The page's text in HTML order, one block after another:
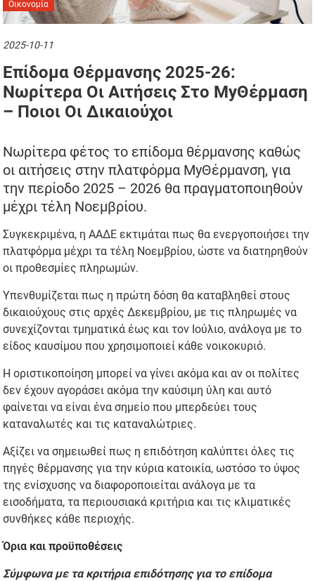
Οικονομία
2025-10-11
Επίδομα Θέρμανσης 2025-26:
Νωρίτερα Οι Αιτήσεις Στο MyΘέρμαση
– Ποιοι Οι Δικαιούχοι
Νωρίτερα φέτος το επίδομα θέρμανσης καθώς
οι αιτήσεις στην πλατφόρμα MyΘέρμανση, για
την περίοδο 2025 – 2026 θα πραγματοποιηθούν
μέχρι τέλη Νοεμβρίου.
Συγκεκριμένα, η ΑΑΔΕ εκτιμάται πως θα ενεργοποιήσει την
πλατφόρμα μέχρι τα τέλη Νοεμβρίου, ώστε να διατηρηθούν
οι προθεσμίες πληρωμών.
Υπενθυμίζεται πως η πρώτη δόση θα καταβληθεί στους
δικαιούχους στις αρχές Δεκεμβρίου, με τις πληρωμές να
συνεχίζονται τμηματικά έως και τον Ιούλιο, ανάλογα με το
είδος καυσίμου που χρησιμοποιεί κάθε νοικοκυριό.
Η οριστικοποίηση μπορεί να γίνει ακόμα και αν οι πολίτες
δεν έχουν αγοράσει ακόμα την καύσιμη ύλη και αυτό
φαίνεται να είναι ένα σημείο που μπερδεύει τους
καταναλωτές και τις καταναλώτριες.
Αξίζει να σημειωθεί πως η επιδότηση καλύπτει όλες τις
πηγές θέρμανσης για την κύρια κατοικία, ωστόσο το ύψος
της ενίσχυσης να διαφοροποιείται ανάλογα με τα
εισοδήματα, τα περιουσιακά κριτήρια και τις κλιματικές
συνθήκες κάθε περιοχής.
Όρια και προϋποθέσεις
Σύμφωνα με τα κριτήρια επιδότησης για το επίδομα